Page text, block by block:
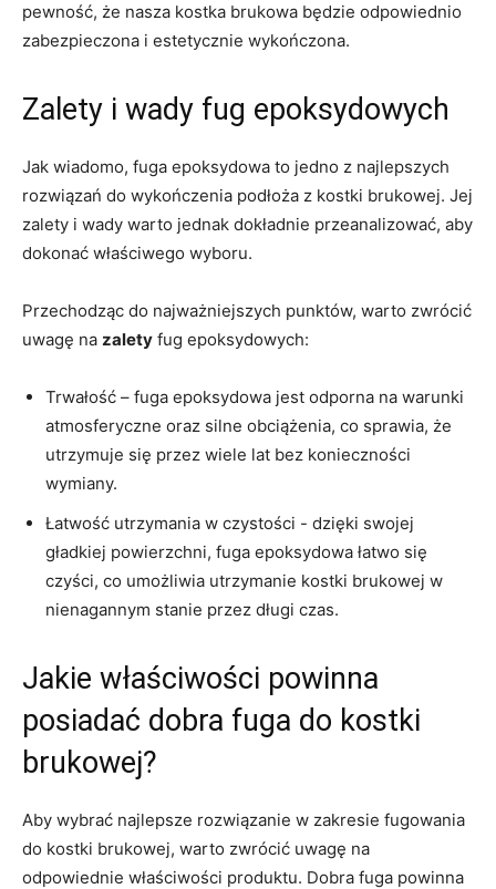
‍pewność, że nasza ⁣kostka brukowa będzie odpowiednio
zabezpieczona ‌i estetycznie wykończona.
Zalety i wady ⁤fug epoksydowych
Jak wiadomo, ​fuga epoksydowa ⁤to jedno z najlepszych‍
rozwiązań⁤ do wykończenia ⁢podłoża z kostki‍ brukowej. ​Jej
zalety i wady warto jednak dokładnie przeanalizować, aby
dokonać ​właściwego wyboru.
Przechodząc do najważniejszych⁤ punktów, warto zwrócić
uwagę‌ na zalety fug epoksydowych:
Trwałość – fuga‌ epoksydowa jest ⁢odporna ​na⁤ warunki⁢
atmosferyczne oraz silne obciążenia, co sprawia, że​
utrzymuje​ się‌ przez‌ wiele lat bez ​konieczności⁣
wymiany.
Łatwość utrzymania⁢ w czystości ⁢- dzięki swojej
gładkiej powierzchni, fuga‌ epoksydowa łatwo ⁢się
⁣czyści, co⁣ umożliwia utrzymanie‌ kostki brukowej w
nienagannym stanie przez długi‌ czas.
Jakie właściwości powinna
posiadać ⁤dobra fuga ​do ⁣kostki
brukowej?
Aby wybrać najlepsze rozwiązanie w zakresie fugowania
do kostki‌ brukowej, warto​ zwrócić uwagę na
odpowiednie właściwości produktu.‍ Dobra fuga powinna ​